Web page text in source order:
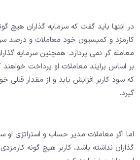
در انتها باید گفت که سرمایه گذاران هیچ
کارمزد و کمیسیون خود معاملات و درصد
معامله گر نمی پردازد. همچنین سرمایه
بر اساس برایند معاملات او پرداخت
که سود کاربر افزایش یابد و از مقدار قبلی
گیرد.
اما اگر معاملات مدیر حساب و استراتژی او
گذاران نداشته باشد، کاربر هیچ گونه